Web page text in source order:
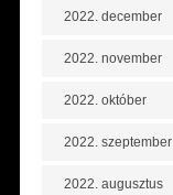
2022. december
2022. november
2022. október
2022. szeptember
2022. augusztus